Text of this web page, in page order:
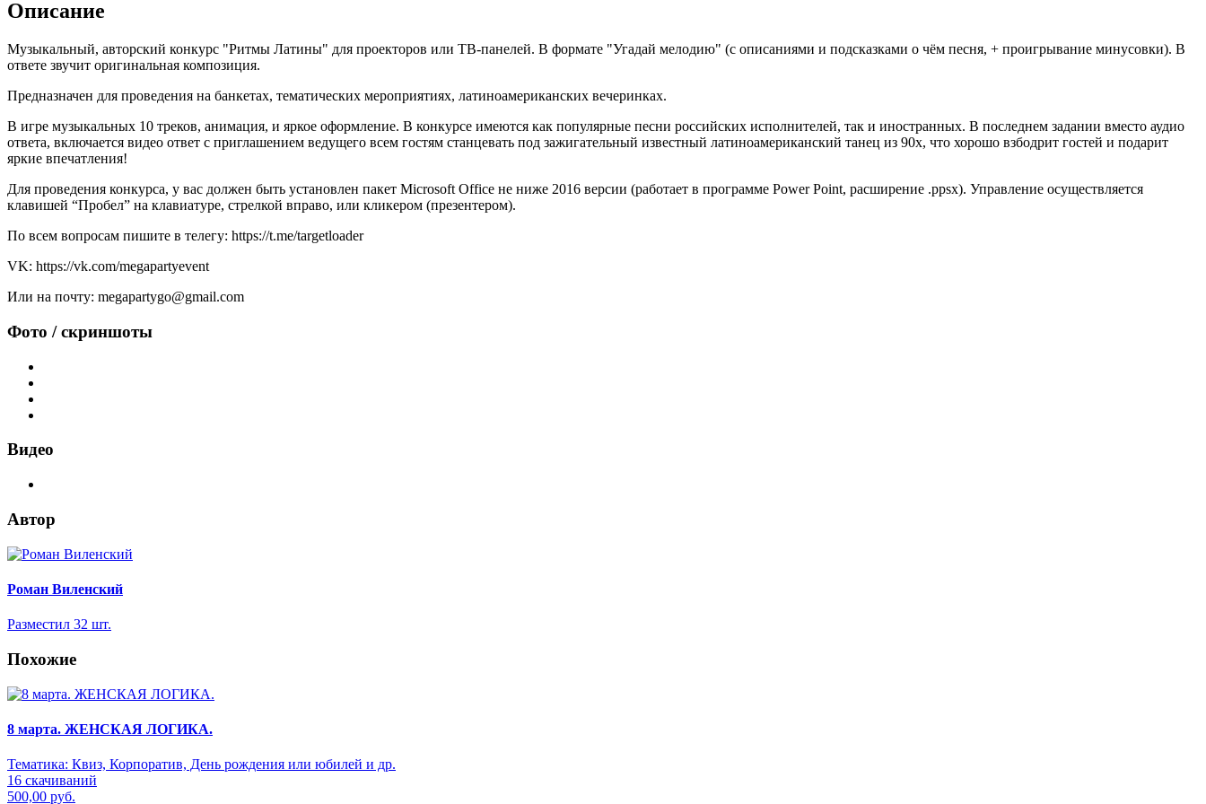
Описание
Музыкальный, авторский конкурс "Ритмы Латины" для проекторов или ТВ-панелей. В формате "Угадай мелодию" (с описаниями и подсказками о чём песня, + проигрывание минусовки). В
ответе звучит оригинальная композиция.
Предназначен для проведения на банкетах, тематических мероприятиях, латиноамериканских вечеринках.
В игре музыкальных 10 треков, анимация, и яркое оформление. В конкурсе имеются как популярные песни российских исполнителей, так и иностранных. В последнем задании вместо аудио
ответа, включается видео ответ с приглашением ведущего всем гостям станцевать под зажигательный известный латиноамериканский танец из 90х, что хорошо взбодрит гостей и подарит
яркие впечатления!
Для проведения конкурса, у вас должен быть установлен пакет Microsoft Office не ниже 2016 версии (работает в программе Power Point, расширение .ppsx). Управление осуществляется
клавишей “Пробел” на клавиатуре, стрелкой вправо, или кликером (презентером).
По всем вопросам пишите в телегу: https://t.me/targetloader
VK: https://vk.com/megapartyevent
Или на почту: megapartygo@gmail.com
Фото / скриншоты
Видео
Автор
Роман Виленский
Разместил 32 шт.
Похожие
8 марта. ЖЕНСКАЯ ЛОГИКА.
Тематика: Квиз, Корпоратив, День рождения или юбилей и др.
16 скачиваний
500,00 руб.